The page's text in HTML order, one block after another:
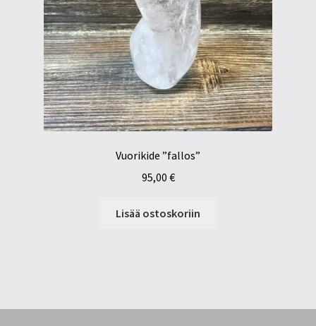
Vuorikide ”fallos”
95,00 €
Lisää ostoskoriin